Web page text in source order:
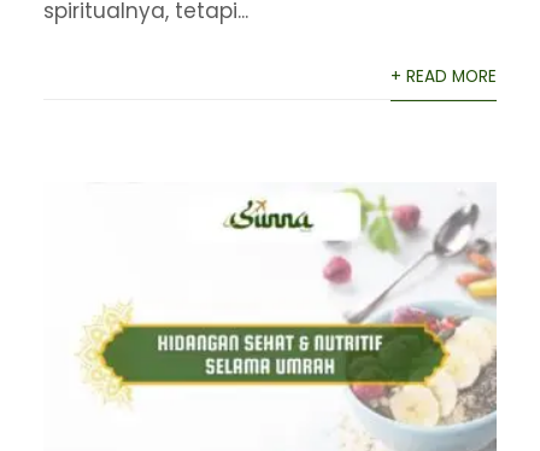
spiritualnya, tetapi...
+ READ MORE